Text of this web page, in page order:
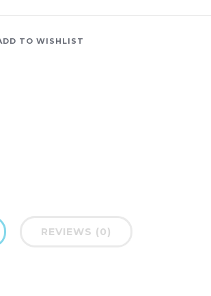
TO WISHLIST
REVIEWS (0)